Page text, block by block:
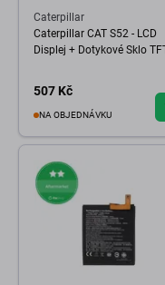
Caterpillar
Caterpillar CAT S52 - LCD
Displej + Dotykové Sklo
507 Kč
NA OBJEDNÁVKU